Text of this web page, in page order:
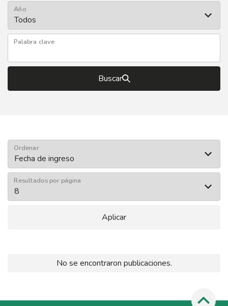
Año
Palabra clave
Buscar
Ordenar
Resultados por página
Aplicar
No se encontraron publicaciones.